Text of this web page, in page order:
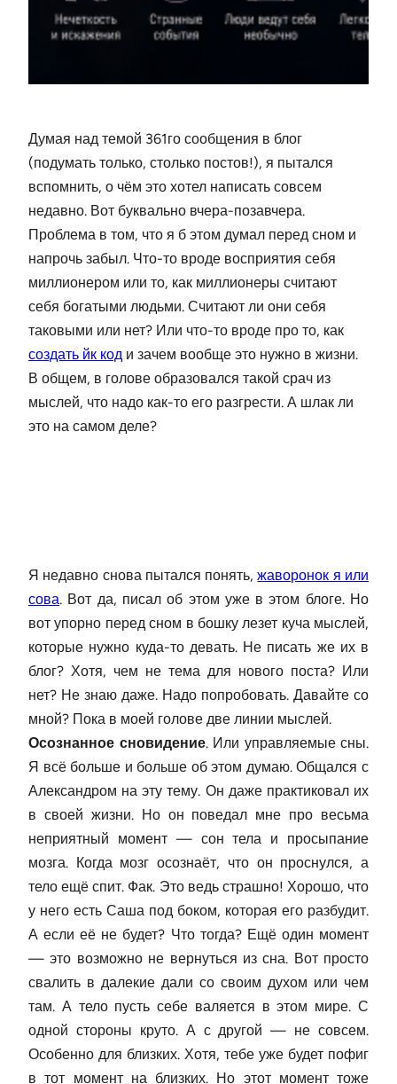
Думая над темой 361го сообщения в блог
(подумать только, столько постов!), я пытался
вспомнить, о чём это хотел написать совсем
недавно. Вот буквально вчера-позавчера.
Проблема в том, что я б этом думал перед сном и
напрочь забыл. Что-то вроде восприятия себя
миллионером или то, как миллионеры считают
себя богатыми людьми. Считают ли они себя
таковыми или нет? Или что-то вроде про то, как
создать йк код и зачем вообще это нужно в жизни.
В общем, в голове образовался такой срач из
мыслей, что надо как-то его разгрести. А шлак ли
это на самом деле?
Я недавно снова пытался понять,жаворонок я или
сова. Вот да, писал об этом уже в этом блоге. Но
вот упорно перед сном в бошку лезет куча мыслей,
которые нужно куда-то девать. Не писать же их в
блог? Хотя, чем не тема для нового поста? Или
нет? Не знаю даже. Надо попробовать. Давайте со
мной? Пока в моей голове две линии мыслей.
Осознанное сновидение. Или управляемые сны.
Я всё больше и больше об этом думаю. Общался с
Александром на эту тему. Он даже практиковал их
в своей жизни. Но он поведал мне про весьма
неприятный момент — сон тела и просыпание
мозга. Когда мозг осознаёт, что он проснулся, а
тело ещё спит. Фак. Это ведь страшно! Хорошо, что
у него есть Саша под боком, которая его разбудит.
А если её не будет? Что тогда? Ещё один момент
— это возможно не вернуться из сна. Вот просто
свалить в далекие дали со своим духом или чем
там. А тело пусть себе валяется в этом мире. С
одной стороны круто. А с другой — не совсем.
Особенно для близких. Хотя, тебе уже будет пофиг
в тот момент на близких. Но этот момент тоже